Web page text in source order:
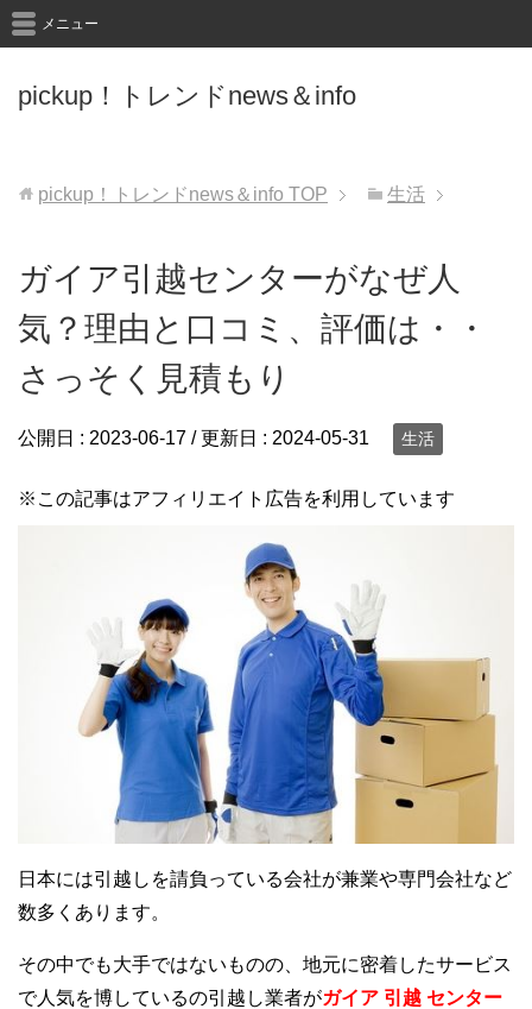
pickup！トレンドnews＆info
メニュー
pickup！トレンドnews＆info TOP 生活
ガイア引越センターがなぜ人
気？理由と口コミ、評価は・・
さっそく見積もり
公開日 : 2023-06-17 / 更新日 : 2024-05-31 生活
※この記事はアフィリエイト広告を利用しています
日本には引越しを請負っている会社が兼業や専門会社など
数多くあります。
その中でも大手ではないものの、地元に密着したサービス
で人気を博しているの引越し業者がガイア 引越 センター